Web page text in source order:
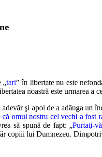
„tari” în libertate nu este
noastră este urmarea a
şi apoi de a adăuga un
că omul nostru cel vechi a fost
să spună de fapt: „Purtaţi-
copiii lui Dumnezeu.